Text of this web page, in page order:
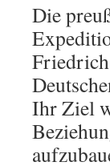
Die
Ihr Ziel